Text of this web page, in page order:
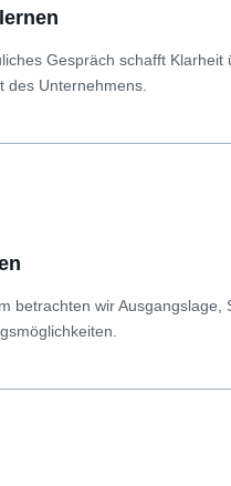
Gespräch schafft Klarheit
des Unternehmens.
betrachten wir Ausgangslage,